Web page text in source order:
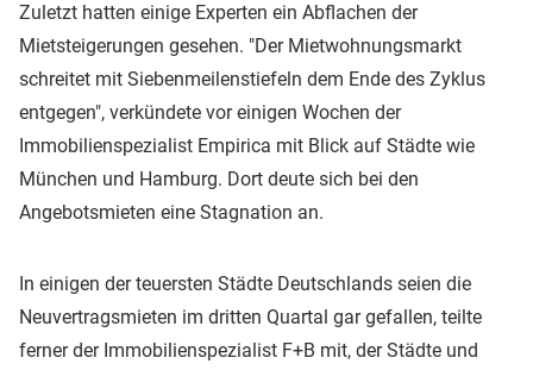
Zuletzt hatten einige Experten ein Abflachen der
Mietsteigerungen gesehen. "Der Mietwohnungsmarkt
schreitet mit Siebenmeilenstiefeln dem Ende des Zyklus
entgegen", verkündete vor einigen Wochen der
Immobilienspezialist Empirica mit Blick auf Städte wie
München und Hamburg. Dort deute sich bei den
Angebotsmieten eine Stagnation an.
In einigen der teuersten Städte Deutschlands seien die
Neuvertragsmieten im dritten Quartal gar gefallen, teilte
ferner der Immobilienspezialist F+B mit, der Städte und